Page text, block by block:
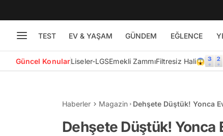
TEST EV & YAŞAM GÜNDEM EĞLENCE
Güncel KonularLiseler-LGSEmekli ZammıFiltresiz Hali😱
Haberler Magazin
Dehşete Düştük! Yonca
Dehşete Düştük!